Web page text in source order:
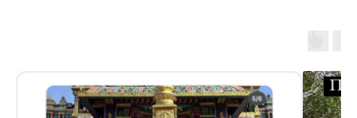
Я подтверждаю ознакомление с Согласием на
обработку персональных данных
и даю согласие на обработку моих